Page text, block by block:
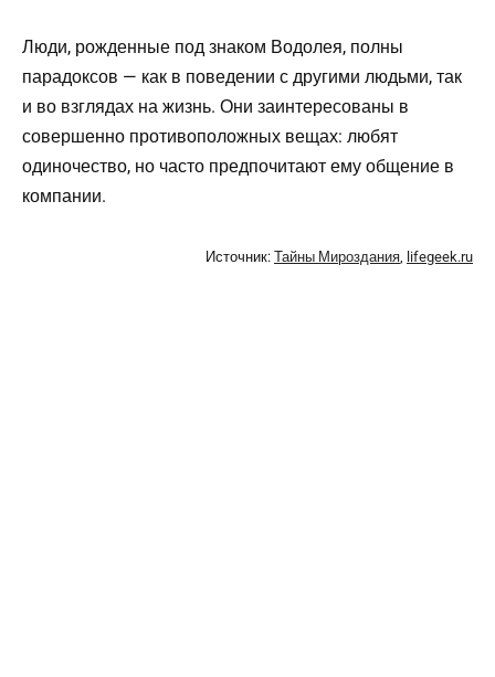
Люди, рожденные под знаком Водолея, полны
парадоксов — как в поведении с другими людьми, так
и во взглядах на жизнь. Они заинтересованы в
совершенно противоположных вещах: любят
одиночество, но часто предпочитают ему общение в
компании.
Источник: Тайны Мироздания, lifegeek.ru